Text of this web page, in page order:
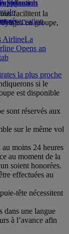
enfants
AirlineLa
Opens an
Skywards
réservation
facilitent la
en groupe,
la plus proche
si le
est disponible
sont réservés aux
sur le même vol
moins 24 heures
au moment de la
soient honorées.
effectuées au
tête nécessitent
dans une langue
à l’avance afin